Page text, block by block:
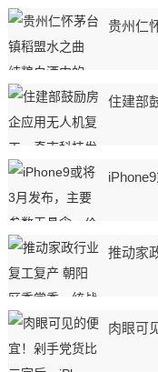
贵州仁
住建部
推动家
肉眼可